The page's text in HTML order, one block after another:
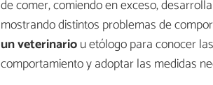
de comer, comiendo en exceso,
mostrando distintos problemas de
un veterinariou etólogo para conocer
comportamiento y adoptar las medidas